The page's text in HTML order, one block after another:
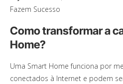
Fazem Sucesso
Como transformar a
Home?
Uma Smart Home funciona por
conectados à Internet e podem